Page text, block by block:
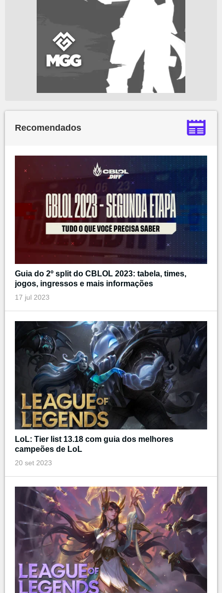
Recomendados
Guia do 2º split do CBLOL 2023: tabela, times,
jogos, ingressos e mais informações
17 jul 2023
LoL: Tier list 13.18 com guia dos melhores
campeões de LoL
20 set 2023